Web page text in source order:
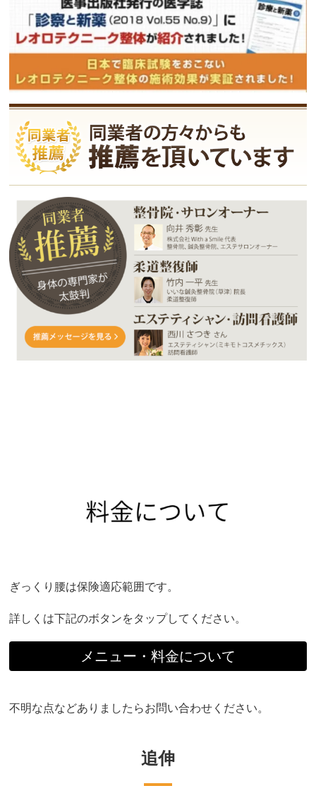
ぎっくり腰は保険適応範囲です。
詳しくは下記のボタンをタップしてください。
メニュー・料金について
不明な点などありましたらお問い合わせください。
追伸